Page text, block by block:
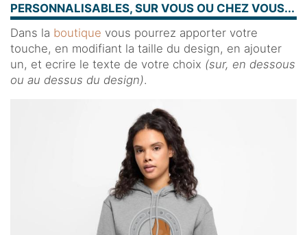
PERSONNALISABLES, SUR VOUS OU CHEZ VOUS...
Dans la boutique vous pourrez apporter votre
touche, en modifiant la taille du design, en ajouter
un, et ecrire le texte de votre choix (sur, en dessous
ou au dessus du design).